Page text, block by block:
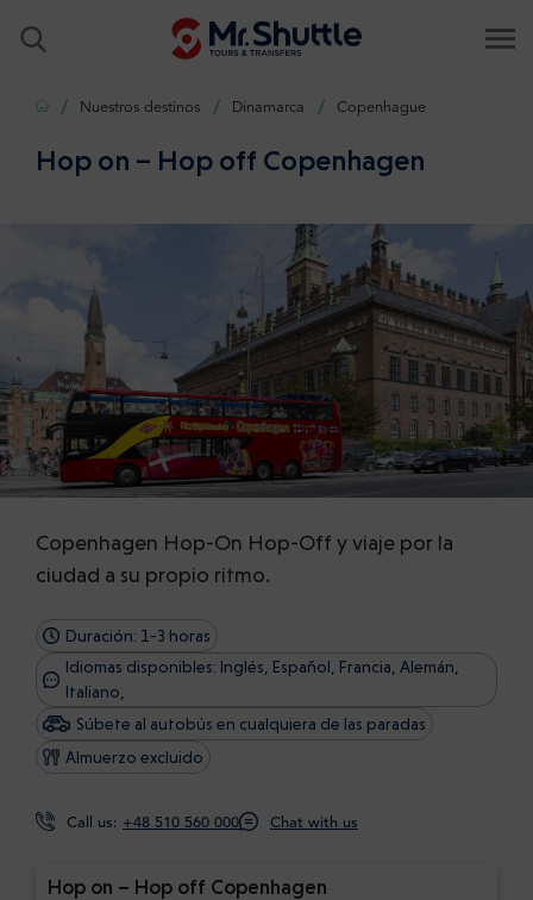
InicioNuestros destinos Dinamarca Copenhague
Hop on – Hop off Copenhagen
Copenhagen Hop-On Hop-Off y viaje por la
ciudad a su propio ritmo.
Duración: 1-3 horas
Idiomas disponibles: Inglés, Español, Francia, Alemán,
Italiano,
Súbete al autobús en cualquiera de las paradas
Almuerzo excluido
Call us: +48 510 560 000 Chat with us
Hop on – Hop off Copenhagen